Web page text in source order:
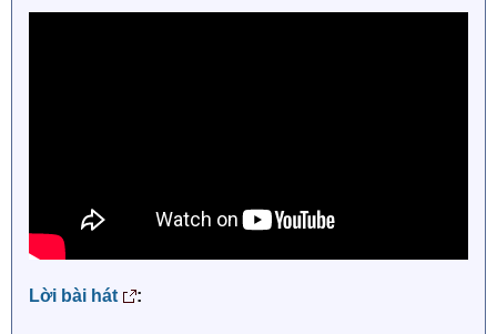
Lời bài hát :